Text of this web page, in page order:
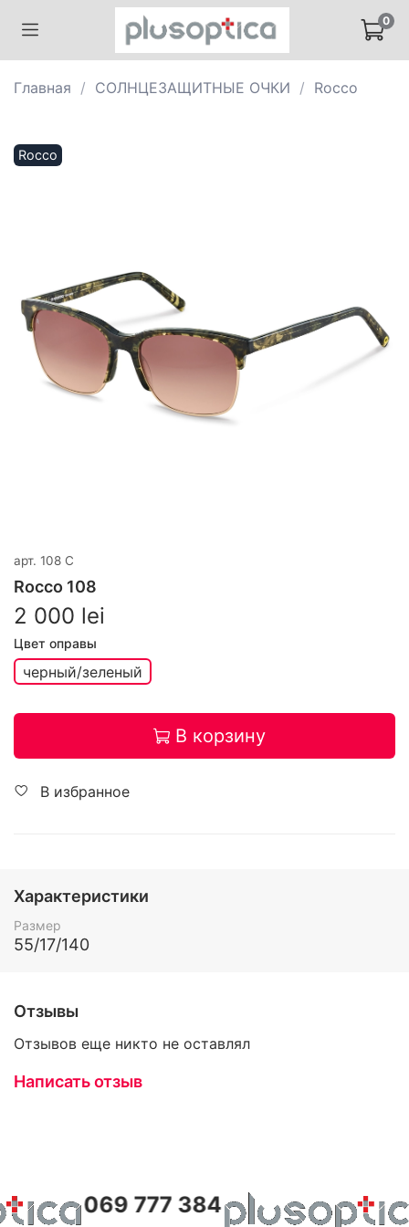
0
Главная СОЛНЦЕЗАЩИТНЫЕ ОЧКИ Rocco
Rocco
арт. 108 C
Rocco 108
2 000 lei
Цвет оправы
черный/зеленый
В корзину
В избранное
Характеристики
Размер
55/17/140
Отзывы
Отзывов еще никто не оставлял
Написать отзыв
069 777 384